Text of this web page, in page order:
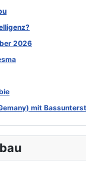
2026
mit